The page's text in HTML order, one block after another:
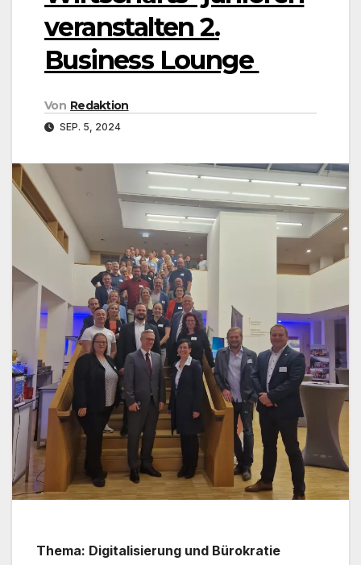
veranstalten 2.
Business Lounge
Von Redaktion
SEP. 5, 2024
Thema: Digitalisierung und Bürokratie